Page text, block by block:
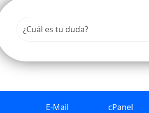
E-Mail cPanel